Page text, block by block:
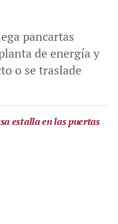
pancartas
de energía y
o se traslade
estalla en las puertas